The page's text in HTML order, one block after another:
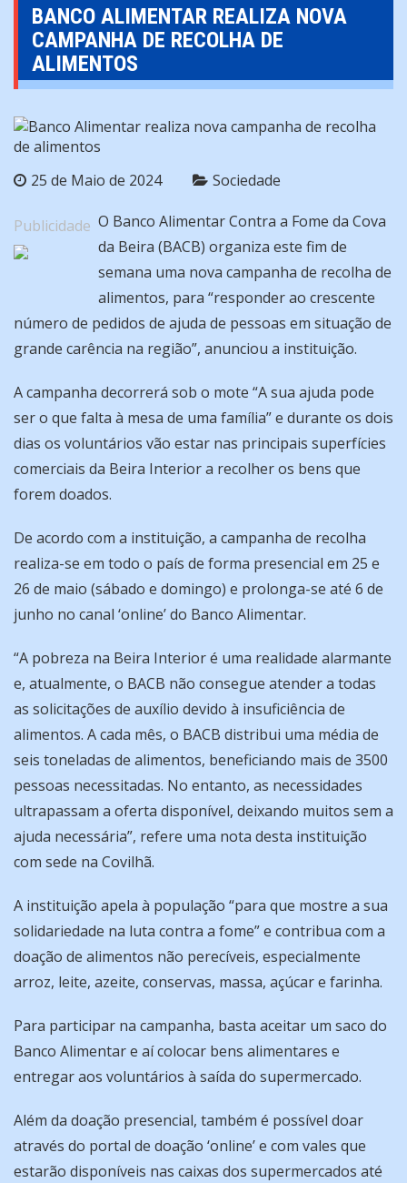
BANCO ALIMENTAR REALIZA NOVA
CAMPANHA DE RECOLHA DE
ALIMENTOS
25 de Maio de 2024 Sociedade
Publicidade O Banco Alimentar Contra a Fome da Cova
da Beira (BACB) organiza este fim de
semana uma nova campanha de recolha de
alimentos, para “responder ao crescente
número de pedidos de ajuda de pessoas em situação de
grande carência na região”, anunciou a instituição.
A campanha decorrerá sob o mote “A sua ajuda pode
ser o que falta à mesa de uma família” e durante os dois
dias os voluntários vão estar nas principais superfícies
comerciais da Beira Interior a recolher os bens que
forem doados.
De acordo com a instituição, a campanha de recolha
realiza-se em todo o país de forma presencial em 25 e
26 de maio (sábado e domingo) e prolonga-se até 6 de
junho no canal ‘online’ do Banco Alimentar.
“A pobreza na Beira Interior é uma realidade alarmante
e, atualmente, o BACB não consegue atender a todas
as solicitações de auxílio devido à insuficiência de
alimentos. A cada mês, o BACB distribui uma média de
seis toneladas de alimentos, beneficiando mais de 3500
pessoas necessitadas. No entanto, as necessidades
ultrapassam a oferta disponível, deixando muitos sem a
ajuda necessária”, refere uma nota desta instituição
com sede na Covilhã.
A instituição apela à população “para que mostre a sua
solidariedade na luta contra a fome” e contribua com a
doação de alimentos não perecíveis, especialmente
arroz, leite, azeite, conservas, massa, açúcar e farinha.
Para participar na campanha, basta aceitar um saco do
Banco Alimentar e aí colocar bens alimentares e
entregar aos voluntários à saída do supermercado.
Além da doação presencial, também é possível doar
através do portal de doação ‘online’ e com vales que
estarão disponíveis nas caixas dos supermercados até